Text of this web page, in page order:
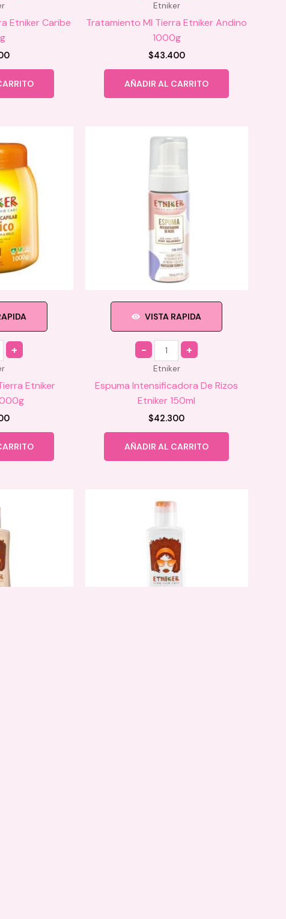
Etniker Caribe
Etniker
Tratamiento MI Tierra Etniker Andino
1000g
$43.400
AÑADIR AL CARRITO
Etniker
VISTA RAPIDA
Quantity
Etniker
Espuma Intensificadora De Rizos
Etniker 150ml
$42.300
AÑADIR AL CARRITO